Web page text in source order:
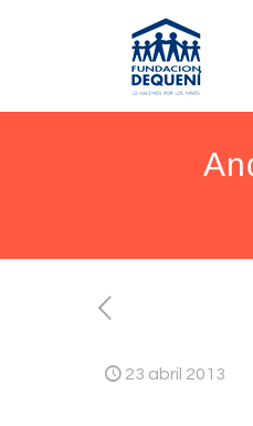
23 abril 2013